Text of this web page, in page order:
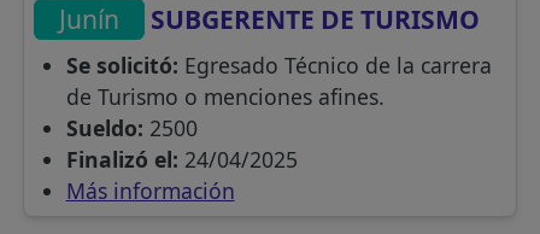
Junín SUBGERENTE DE TURISMO
Se solicitó: Egresado Técnico de la carrera
de Turismo o menciones afines.
Sueldo: 2500
Finalizó el: 24/04/2025
Más información